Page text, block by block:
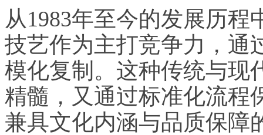
从1983年至今的发展历
技艺作为主打竞争力，通
模化复制。这种传统与现
精髓，又通过标准化流程
兼具文化内涵与品质保障